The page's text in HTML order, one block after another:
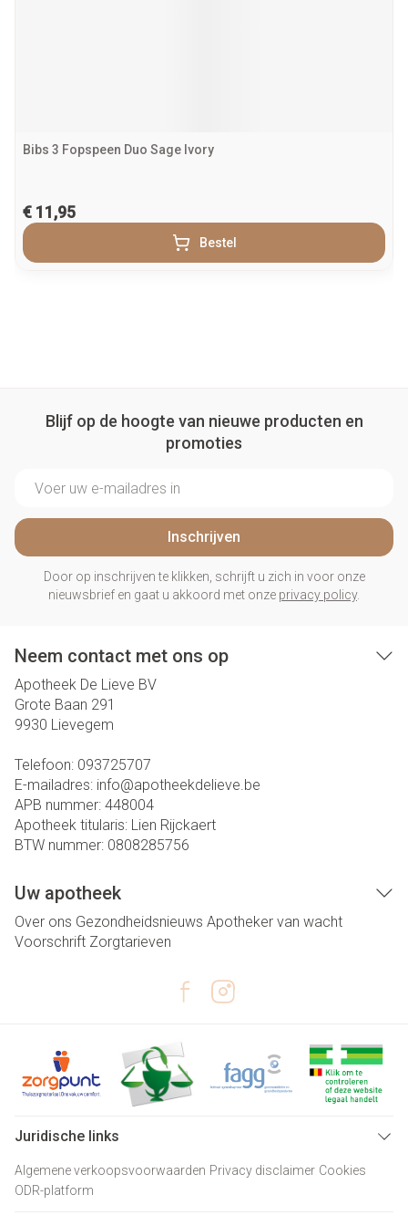
Bibs 3 Fopspeen Duo Sage Ivory
€ 11,95
Bestel
Blijf op de hoogte van nieuwe producten en
promoties
Inschrijven
Door op inschrijven te klikken, schrijft u zich in voor onze
nieuwsbrief en gaat u akkoord met onze privacy policy.
Neem contact met ons op
Apotheek De Lieve BV
Grote Baan 291
9930 Lievegem
Telefoon: 093725707
E-mailadres: info@apotheekdelieve.be
APB nummer: 448004
Apotheek titularis: Lien Rijckaert
BTW nummer: 0808285756
Uw apotheek
Over ons Gezondheidsnieuws Apotheker van wacht
Voorschrift Zorgtarieven
Juridische links
Algemene verkoopsvoorwaarden Privacy disclaimer Cookies
ODR-platform